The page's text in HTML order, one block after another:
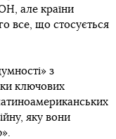
але країни
все, що стосується
з
ключових
яку вони